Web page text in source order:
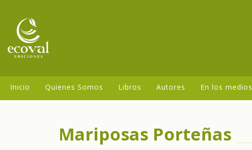
Inicio Quienes Somos Libros Autores En los medios
Mariposas Porteñas